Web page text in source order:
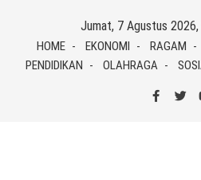
content
Jumat, 7 Agustus
HOME EKONOMI RAGAM
PENDIDIKAN
OLAHRAGA